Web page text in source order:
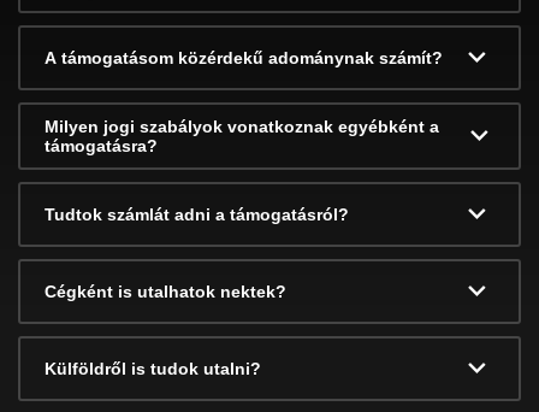
A támogatásom közérdekű adománynak számít?
Milyen jogi szabályok vonatkoznak egyébként a
támogatásra?
Tudtok számlát adni a támogatásról?
Cégként is utalhatok nektek?
Külföldről is tudok utalni?